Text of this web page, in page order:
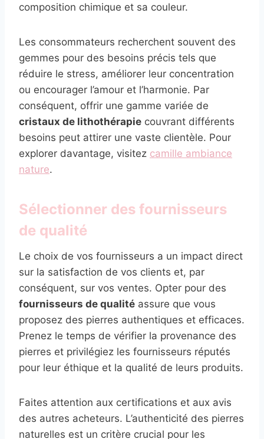
composition chimique et sa couleur.
Les consommateurs recherchent souvent des
gemmes pour des besoins précis tels que
réduire le stress, améliorer leur concentration
ou encourager l’amour et l’harmonie. Par
conséquent, offrir une gamme variée de
cristaux de lithothérapie couvrant différents
besoins peut attirer une vaste clientèle. Pour
explorer davantage, visitez camille ambiance
nature.
Sélectionner des fournisseurs
de qualité
Le choix de vos fournisseurs a un impact direct
sur la satisfaction de vos clients et, par
conséquent, sur vos ventes. Opter pour des
fournisseurs de qualité assure que vous
proposez des pierres authentiques et efficaces.
Prenez le temps de vérifier la provenance des
pierres et privilégiez les fournisseurs réputés
pour leur éthique et la qualité de leurs produits.
Faites attention aux certifications et aux avis
des autres acheteurs. L’authenticité des pierres
naturelles est un critère crucial pour les